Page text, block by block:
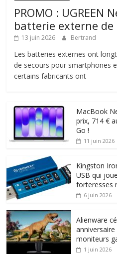
PROMO : UGREEN
batterie externe de
13 juin 2026 Bertrand
Les batteries externes ont
de secours pour smartphones
certains fabricants ont
MacBook
prix, 714 €
Go !
11 juin 2026
Kingston
USB qui
forteresses
6 juin 2026
Alienware
moniteurs
1 juin 2026